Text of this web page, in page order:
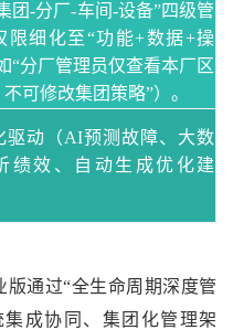
团-分厂-车间-设备”四级管
限细化至“功能+数据+操
“分厂管理员仅查看本厂区
可修改集团策略”）。
驱动（AI预测故障、大数
绩效、自动生成优化建
版通过“全生命周期深度管
成协同、集团化管理架